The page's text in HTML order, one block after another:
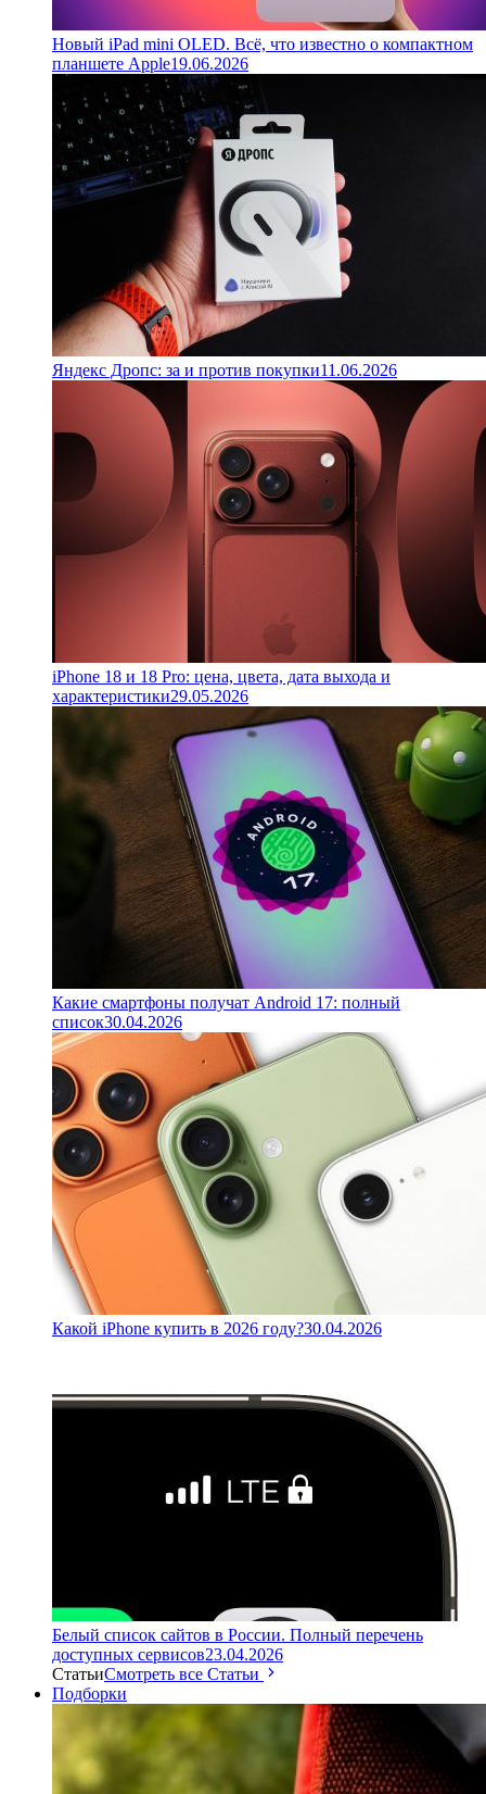
Новый iPad mini OLED. Всё, что известно о компактном
планшете Apple19.06.2026
Яндекс Дропс: за и против покупки11.06.2026
iPhone 18 и 18 Pro: цена, цвета, дата выхода и
характеристики29.05.2026
Какие смартфоны получат Android 17: полный
список30.04.2026
Какой iPhone купить в 2026 году?30.04.2026
Белый список сайтов в России. Полный перечень
доступных сервисов23.04.2026
СтатьиСмотреть все Статьи
Подборки